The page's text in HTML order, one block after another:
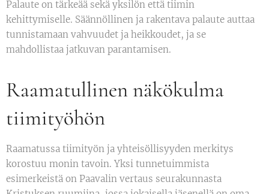
Palaute on tärkeää sekä yksilön että tiimin
kehittymiselle. Säännöllinen ja rakentava palaute auttaa
tunnistamaan vahvuudet ja heikkoudet, ja se
mahdollistaa jatkuvan parantamisen.
Raamatullinen näkökulma
tiimityöhön
Raamatussa tiimityön ja yhteisöllisyyden merkitys
korostuu monin tavoin. Yksi tunnetuimmista
esimerkeistä on Paavalin vertaus seurakunnasta